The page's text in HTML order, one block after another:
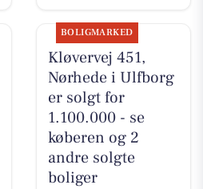
BOLIGMARKED
Kløvervej 451,
Nørhede i Ulfborg
er solgt for
1.100.000 - se
køberen og 2
andre solgte
boliger